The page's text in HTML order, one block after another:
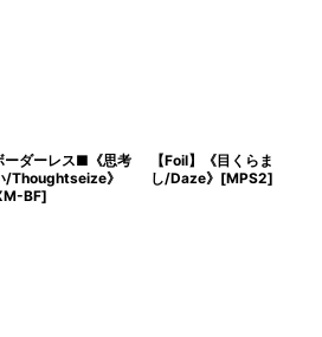
ダーレス■《思考
/Thoughtseize》
BF]
【Foil】《目くらま
し/Daze》[MPS2]